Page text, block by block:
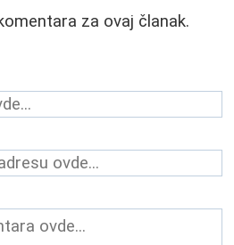
za ovaj članak.